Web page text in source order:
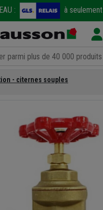
: à seulement
- citernes souples